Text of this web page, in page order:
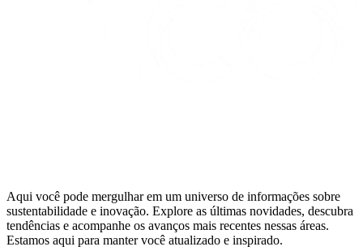
Aqui você pode mergulhar em um universo de informações sobre
sustentabilidade e inovação. Explore as últimas novidades, descubra
tendências e acompanhe os avanços mais recentes nessas áreas.
Estamos aqui para manter você atualizado e inspirado.